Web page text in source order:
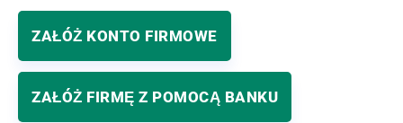
ZAŁÓŻ KONTO FIRMOWE
ZAŁÓŻ FIRMĘ Z POMOCĄ BANKU